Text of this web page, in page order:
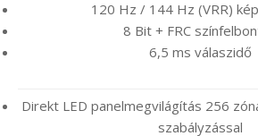
120 Hz / 144 Hz (VRR)
8 Bit + FRC
6,5 ms válaszidő
Direkt LED panelmegvilágítás 256
szabályzással